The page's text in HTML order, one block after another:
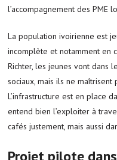
l’accompagnement des PME
La population ivoirienne est
incomplète et notamment en
Richter, les jeunes vont dans
sociaux, mais ils ne
L’infrastructure est en place
entend bien l’exploiter à
cafés justement, mais aussi
Projet pilote